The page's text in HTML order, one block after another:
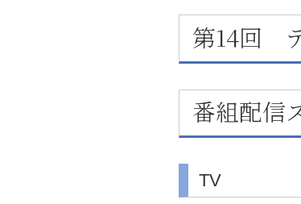
第14回
番組配信
TV